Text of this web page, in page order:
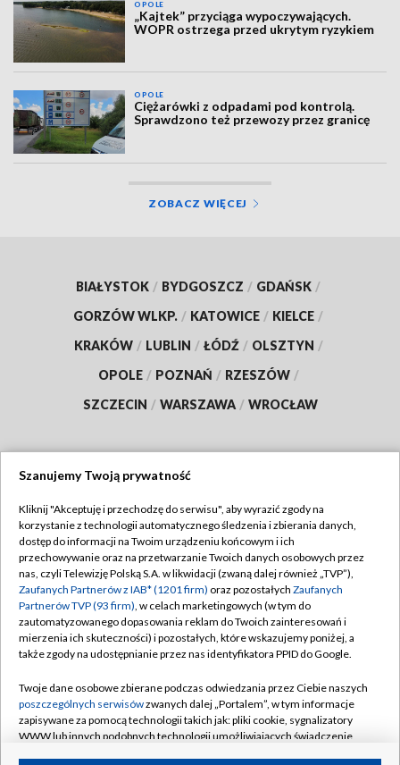
OPOLE
„Kajtek” przyciąga wypoczywających.
WOPR ostrzega przed ukrytym ryzykiem
OPOLE
Ciężarówki z odpadami pod kontrolą.
Sprawdzono też przewozy przez granicę
ZOBACZ WIĘCEJ
BIAŁYSTOK / BYDGOSZCZ / GDAŃSK /
GORZÓW WLKP. / KATOWICE / KIELCE /
KRAKÓW / LUBLIN / ŁÓDŹ / OLSZTYN /
OPOLE / POZNAŃ / RZESZÓW /
SZCZECIN / WARSZAWA / WROCŁAW
TVP
Abonament TVP
Emisja w TVP
Centrum informacji TVP
Naziemna Telewizja Cyfrowa
Rada Programowa
System NOS
Informacje o nadawcy
Regulamin TVP
Polityka prywatności
Moje zgody
Pomoc
Kontakt
Szanujemy Twoją prywatność
Kliknij "Akceptuję i przechodzę do serwisu", aby wyrazić zgody na
korzystanie z technologii automatycznego śledzenia i zbierania danych,
dostęp do informacji na Twoim urządzeniu końcowym i ich
przechowywanie oraz na przetwarzanie Twoich danych osobowych przez
nas, czyli Telewizję Polską S.A. w likwidacji (zwaną dalej również „TVP”),
Zaufanych Partnerów z IAB* (1201 firm) oraz pozostałych Zaufanych
Partnerów TVP (93 firm), w celach marketingowych (w tym do
zautomatyzowanego dopasowania reklam do Twoich zainteresowań i
mierzenia ich skuteczności) i pozostałych, które wskazujemy poniżej, a
także zgody na udostępnianie przez nas identyfikatora PPID do Google.
Twoje dane osobowe zbierane podczas odwiedzania przez Ciebie naszych
poszczególnych serwisówzwanych dalej „Portalem”, w tym informacje
zapisywane za pomocą technologii takich jak: pliki cookie, sygnalizatory
WWW lub innych podobnych technologii umożliwiających świadczenie